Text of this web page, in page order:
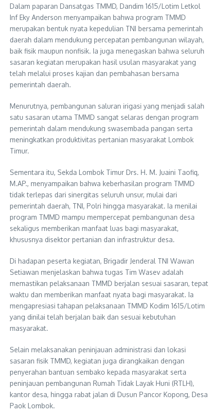
Dalam paparan Dansatgas TMMD, Dandim 1615/Lotim Letkol
Inf Eky Anderson menyampaikan bahwa program TMMD
merupakan bentuk nyata kepedulian TNI bersama pemerintah
daerah dalam mendukung percepatan pembangunan wilayah,
baik fisik maupun nonfisik. Ia juga menegaskan bahwa seluruh
sasaran kegiatan merupakan hasil usulan masyarakat yang
telah melalui proses kajian dan pembahasan bersama
pemerintah daerah.
Menurutnya, pembangunan saluran irigasi yang menjadi salah
satu sasaran utama TMMD sangat selaras dengan program
pemerintah dalam mendukung swasembada pangan serta
meningkatkan produktivitas pertanian masyarakat Lombok
Timur.
Sementara itu, Sekda Lombok Timur Drs. H. M. Juaini Taofiq,
M.AP., menyampaikan bahwa keberhasilan program TMMD
tidak terlepas dari sinergitas seluruh unsur, mulai dari
pemerintah daerah, TNI, Polri hingga masyarakat. Ia menilai
program TMMD mampu mempercepat pembangunan desa
sekaligus memberikan manfaat luas bagi masyarakat,
khususnya disektor pertanian dan infrastruktur desa.
Di hadapan peserta kegiatan, Brigadir Jenderal TNI Wawan
Setiawan menjelaskan bahwa tugas Tim Wasev adalah
memastikan pelaksanaan TMMD berjalan sesuai sasaran, tepat
waktu dan memberikan manfaat nyata bagi masyarakat. Ia
mengapresiasi tahapan pelaksanaan TMMD Kodim 1615/Lotim
yang dinilai telah berjalan baik dan sesuai kebutuhan
masyarakat.
Selain melaksanakan peninjauan administrasi dan lokasi
sasaran fisik TMMD, kegiatan juga dirangkaikan dengan
penyerahan bantuan sembako kepada masyarakat serta
peninjauan pembangunan Rumah Tidak Layak Huni (RTLH),
kantor desa, hingga rabat jalan di Dusun Pancor Kopong, Desa
Paok Lombok.